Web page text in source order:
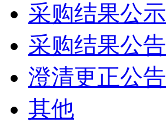
采购结果公示
采购结果公告
澄清更正公告
其他